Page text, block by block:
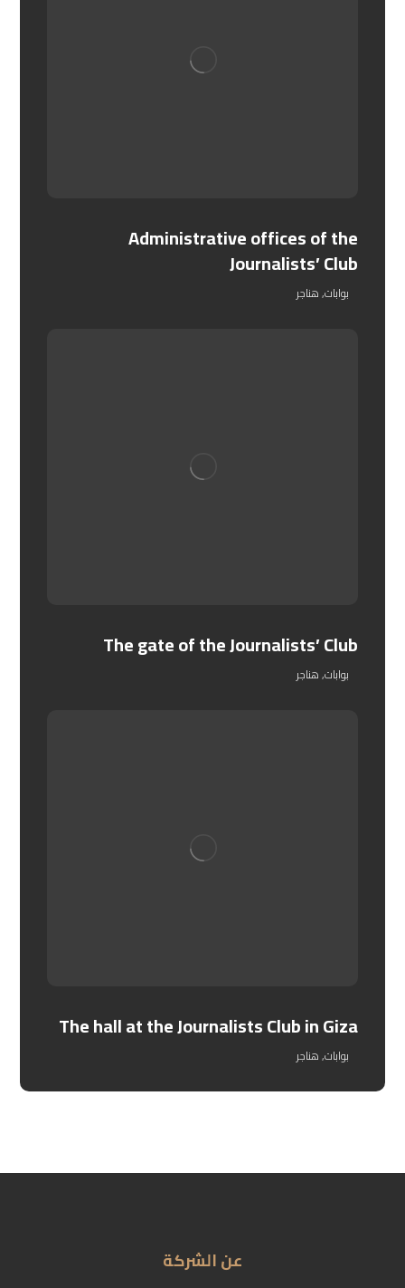
Administrative offices of the
Journalists’ Club
بوابات,هناجر
The gate of the Journalists’ Club
بوابات,هناجر
The hall at the Journalists Club in Giza
بوابات,هناجر
عن الشركة